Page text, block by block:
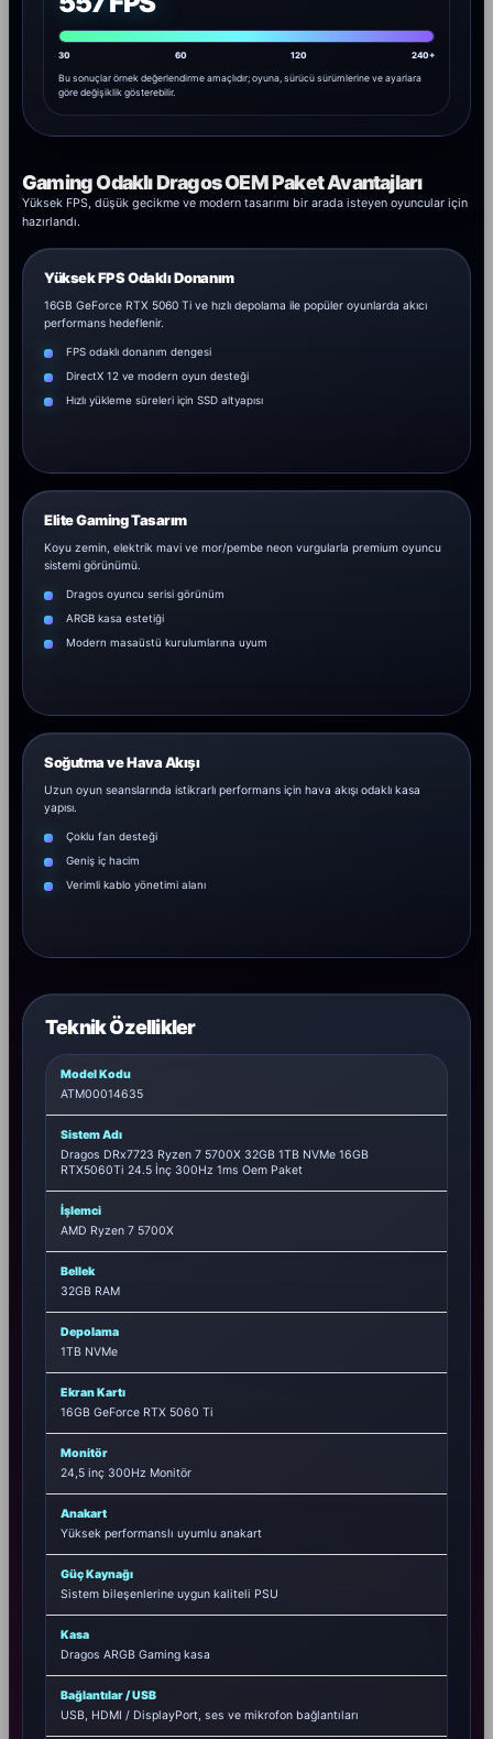
30 60 120 240+
Bu sonuçlar örnek değerlendirme amaçlıdır; oyuna, sürücü sürümlerine ve ayarlara
göre değişiklik gösterebilir.
Gaming Odaklı Dragos OEM Paket Avantajları
Yüksek FPS, düşük gecikme ve modern tasarımı bir arada isteyen oyuncular için
hazırlandı.
Yüksek FPS Odaklı Donanım
16GB GeForce RTX 5060 Ti ve hızlı depolama ile popüler oyunlarda akıcı
performans hedeflenir.
FPS odaklı donanım dengesi
DirectX 12 ve modern oyun desteği
Hızlı yükleme süreleri için SSD altyapısı
Elite Gaming Tasarım
Koyu zemin, elektrik mavi ve mor/pembe neon vurgularla premium oyuncu
sistemi görünümü.
Dragos oyuncu serisi görünüm
ARGB kasa estetiği
Modern masaüstü kurulumlarına uyum
Soğutma ve Hava Akışı
Uzun oyun seanslarında istikrarlı performans için hava akışı odaklı kasa
yapısı.
Çoklu fan desteği
Geniş iç hacim
Verimli kablo yönetimi alanı
Teknik Özellikler
Model Kodu
ATM00014635
Sistem Adı
Dragos DRx7723 Ryzen 7 5700X 32GB 1TB NVMe 16GB
RTX5060Ti 24.5 İnç 300Hz 1ms Oem Paket
İşlemci
AMD Ryzen 7 5700X
Bellek
32GB RAM
Depolama
1TB NVMe
Ekran Kartı
16GB GeForce RTX 5060 Ti
Monitör
24,5 inç 300Hz Monitör
Anakart
Yüksek performanslı uyumlu anakart
Güç Kaynağı
Sistem bileşenlerine uygun kaliteli PSU
Kasa
Dragos ARGB Gaming kasa
Bağlantılar / USB
USB, HDMI / DisplayPort, ses ve mikrofon bağlantıları